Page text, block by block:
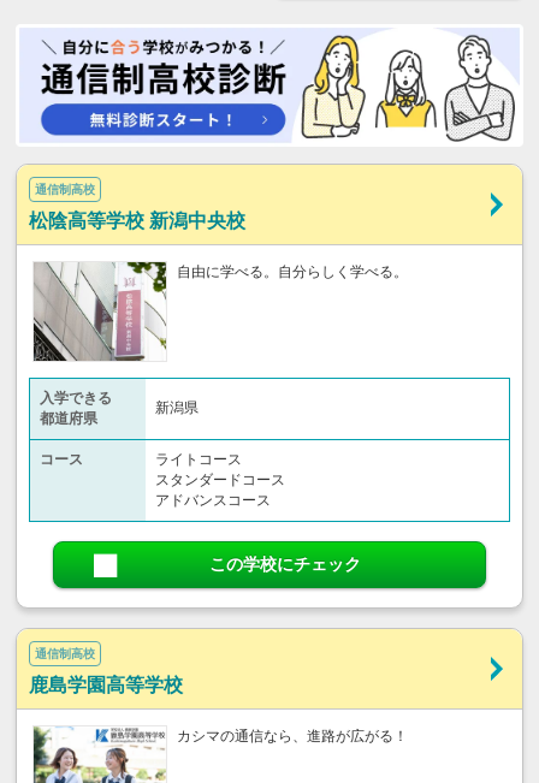
通信制高校
松陰高等学校 新潟中央校
自由に学べる。自分らしく学べる。
入学できる
都道府県
新潟県
コース
ライトコース
スタンダードコース
アドバンスコース
この学校にチェック
通信制高校
鹿島学園高等学校
カシマの通信なら、進路が広がる！